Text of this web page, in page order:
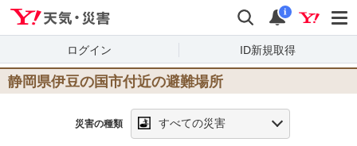
検索 通知
i
ログイン ID新規取得
静岡県伊豆の国市付近の避難場所
災害の種類 すべての災害